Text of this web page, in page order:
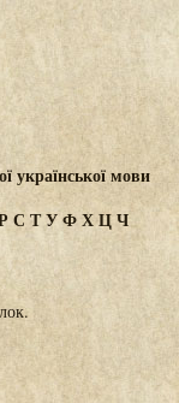
української мови
СТУФХЦЧ